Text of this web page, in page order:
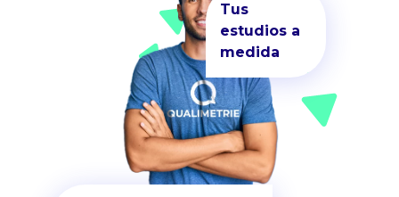
Tus
estudios a
medida